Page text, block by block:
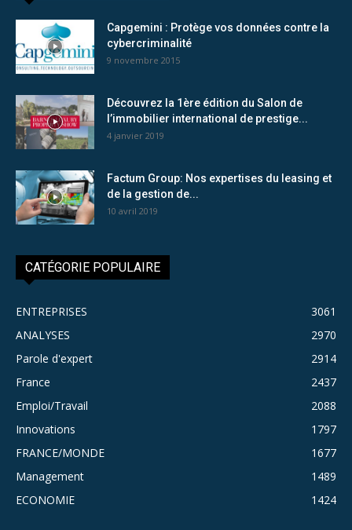
Capgemini : Protège vos données contre la
cybercriminalité
9 novembre 2015
Découvrez la 1ère édition du Salon de
l’immobilier international de prestige...
4 janvier 2019
Factum Group: Nos expertises du leasing et
de la gestion de...
10 avril 2019
CATÉGORIE POPULAIRE
ENTREPRISES
3061
ANALYSES
2970
Parole d'expert
2914
France
2437
Emploi/Travail
2088
Innovations
1797
FRANCE/MONDE
1677
Management
1489
ECONOMIE
1424